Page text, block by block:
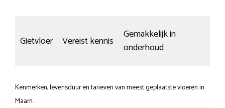
Gietvloer Vereist kennis
Gemakkelijk in
onderhoud
Kenmerken, levensduur en tarieven van meest geplaatste vloeren in
Maarn.